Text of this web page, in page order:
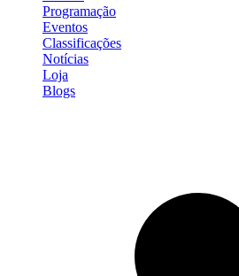
Programação
Eventos
Classificações
Notícias
Loja
Blogs